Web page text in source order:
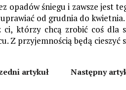
opadów śniegu i zawsze jest
od grudnia do kwietnia.
ci, którzy chcą zrobić coś dla
Z przyjemnością będą cieszyć
artykuł Następny